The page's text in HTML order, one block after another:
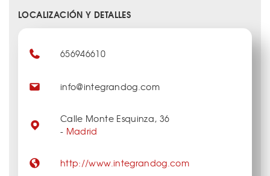
LOCALIZACIÓN Y DETALLES
656946610
info@integrandog.com
Calle Monte Esquinza, 36
- Madrid
http://www.integrandog.com